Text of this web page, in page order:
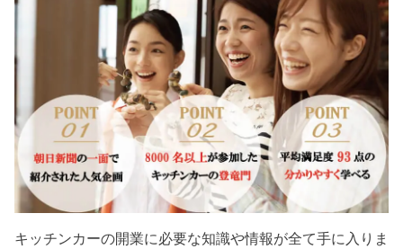
キッチンカーの開業に必要な知識や情報が全て手に入りま